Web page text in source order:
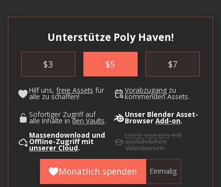
Unterstütze Poly Haven!
$3 $5 $7
Hilf uns, freie Assets für
alle zu schaffen!
Vorabzugang zu
kommenden Assets.
Sofortiger Zugriff auf
alle Inhalte inden Vaults.
Unser Blender Asset-
BrowserAdd-on.
Massendownload und
Offline-Zugriff mit
unserer Cloud.
Lerne von unsmit
ausführlichen
Videokursen.
Monatlich spenden Einmalig